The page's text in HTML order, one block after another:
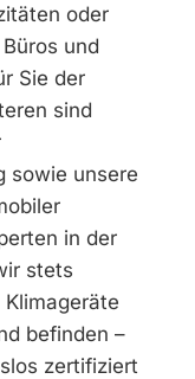
oder
und
Sie der
sind
sowie unsere
in der
stets
befinden –
zertifiziert